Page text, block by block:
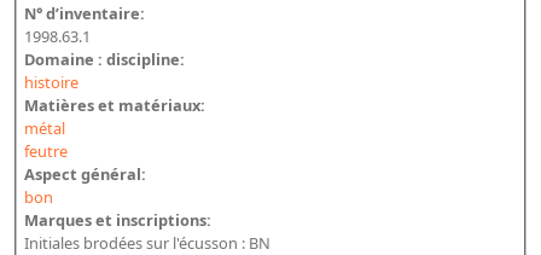
N° d’inventaire:
1998.63.1
Domaine : discipline:
histoire
Matières et matériaux:
métal
feutre
Aspect général:
bon
Marques et inscriptions:
Initiales brodées sur l'écusson : BN